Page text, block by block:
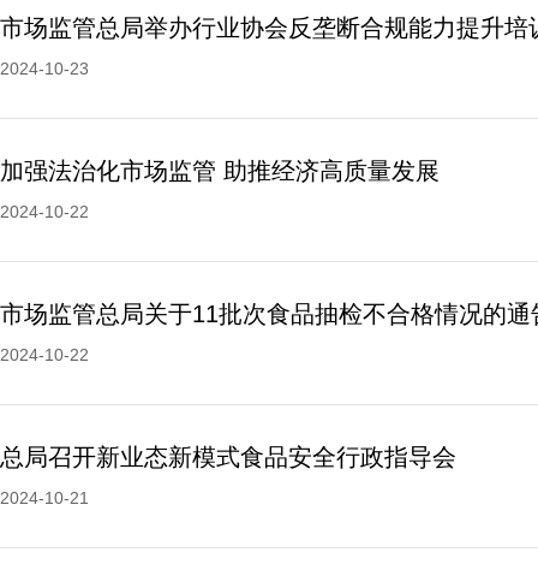
市场监管总局举办行业协会反垄断合规能力提升培
2024-10-23
加强法治化市场监管 助推经济高质量发展
2024-10-22
市场监管总局关于11批次食品抽检不合格情况的通
2024-10-22
总局召开新业态新模式食品安全行政指导会
2024-10-21